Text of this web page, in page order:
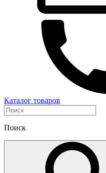
Каталог товаров
Поиск